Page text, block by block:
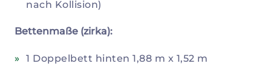
nach Kollision)
Bettenmaße (zirka):
1 Doppelbett hinten 1,88 m x 1,52 m